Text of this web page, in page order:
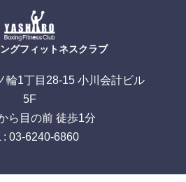
グフィットネスクラブ
輪1丁目28-15 小川会計ビル
5F
ら目の前 徒歩1分
: 03-6240-6860